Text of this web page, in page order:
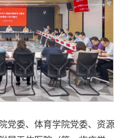
党委、体育学院党委、资源